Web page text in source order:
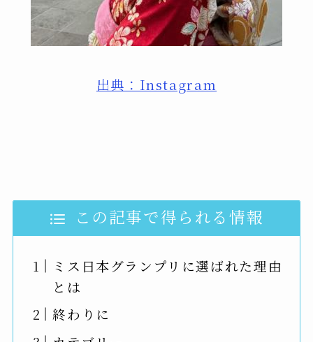
出典：Instagram
この記事で得られる情報
ミス日本グランプリに選ばれた理由
とは
終わりに